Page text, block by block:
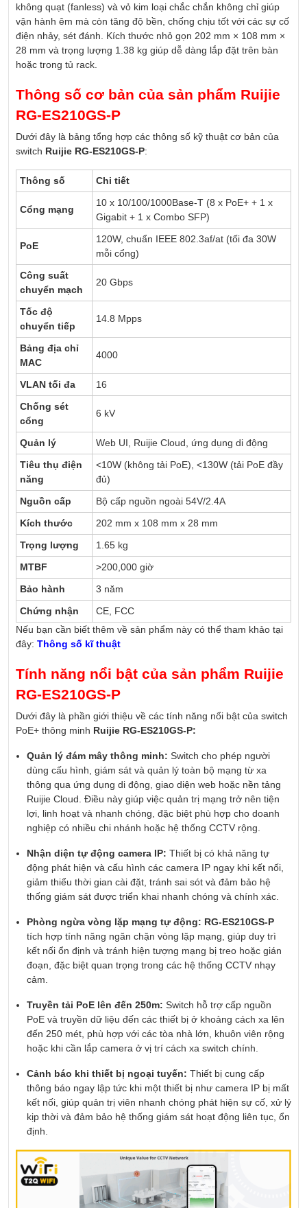
không quạt (fanless) và vỏ kim loại chắc chắn không chỉ giúp
vận hành êm mà còn tăng độ bền, chống chịu tốt với các sự cố
điện nhảy, sét đánh. Kích thước nhỏ gọn 202 mm × 108 mm ×
28 mm và trọng lượng 1.38 kg giúp dễ dàng lắp đặt trên bàn
hoặc trong tủ rack.
Thông số cơ bản của sản phẩm Ruijie
RG-ES210GS-P
Dưới đây là bảng tổng hợp các thông số kỹ thuật cơ bản của
switch Ruijie RG-ES210GS-P:
Thông số Chi tiết
Cổng mạng
10 x 10/100/1000Base-T (8 x PoE+ + 1 x
Gigabit + 1 x Combo SFP)
PoE
120W, chuẩn IEEE 802.3af/at (tối đa 30W
mỗi cổng)
Công suất
chuyển mạch
20 Gbps
Tốc độ
chuyển tiếp
14.8 Mpps
Bảng địa chỉ
MAC
4000
VLAN tối đa
16
Chống sét
cổng
6 kV
Quản lý
Web UI, Ruijie Cloud, ứng dụng di động
Tiêu thụ điện
năng
<10W (không tải PoE), <130W (tải PoE đầy
đủ)
Nguồn cấp
Bộ cấp nguồn ngoài 54V/2.4A
Kích thước
202 mm x 108 mm x 28 mm
Trọng lượng
1.65 kg
MTBF
>200,000 giờ
Bảo hành
3 năm
Chứng nhận
CE, FCC
Nếu bạn cần biết thêm về sản phẩm này có thể tham khảo tại
đây: Thông số kĩ thuật
Tính năng nổi bật của sản phẩm Ruijie
RG-ES210GS-P
Dưới đây là phần giới thiệu về các tính năng nổi bật của switch
PoE+ thông minh Ruijie RG-ES210GS-P:
Quản lý đám mây thông minh: Switch cho phép người
dùng cấu hình, giám sát và quản lý toàn bộ mạng từ xa
thông qua ứng dụng di động, giao diện web hoặc nền tảng
Ruijie Cloud. Điều này giúp việc quản trị mạng trở nên tiện
lợi, linh hoạt và nhanh chóng, đặc biệt phù hợp cho doanh
nghiệp có nhiều chi nhánh hoặc hệ thống CCTV rộng.
Nhận diện tự động camera IP: Thiết bị có khả năng tự
động phát hiện và cấu hình các camera IP ngay khi kết nối,
giảm thiểu thời gian cài đặt, tránh sai sót và đảm bảo hệ
thống giám sát được triển khai nhanh chóng và chính xác.
Phòng ngừa vòng lặp mạng tự động: RG-ES210GS-P
tích hợp tính năng ngăn chặn vòng lặp mạng, giúp duy trì
kết nối ổn định và tránh hiện tượng mạng bị treo hoặc gián
đoạn, đặc biệt quan trọng trong các hệ thống CCTV nhạy
cảm.
Truyền tải PoE lên đến 250m: Switch hỗ trợ cấp nguồn
PoE và truyền dữ liệu đến các thiết bị ở khoảng cách xa lên
đến 250 mét, phù hợp với các tòa nhà lớn, khuôn viên rộng
hoặc khi cần lắp camera ở vị trí cách xa switch chính.
Cảnh báo khi thiết bị ngoại tuyến: Thiết bị cung cấp
thông báo ngay lập tức khi một thiết bị như camera IP bị mất
kết nối, giúp quản trị viên nhanh chóng phát hiện sự cố, xử lý
kịp thời và đảm bảo hệ thống giám sát hoạt động liên tục, ổn
định.